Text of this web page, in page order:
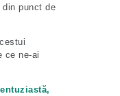
din punct de
ce ne-ai